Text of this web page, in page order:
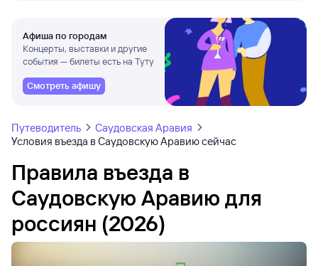
Афиша по городам
Концерты, выставки и другие
события — билеты есть на Туту
Смотреть афишу
Путеводитель
Саудовская Аравия
Условия въезда в Саудовскую Аравию сейчас
Правила въезда в
Саудовскую Аравию для
россиян (2026)